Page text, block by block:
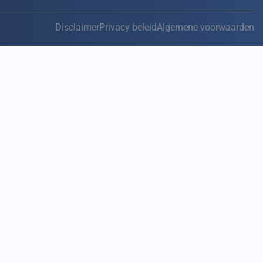
DisclaimerPrivacy beleidAlgemene voorwaarden